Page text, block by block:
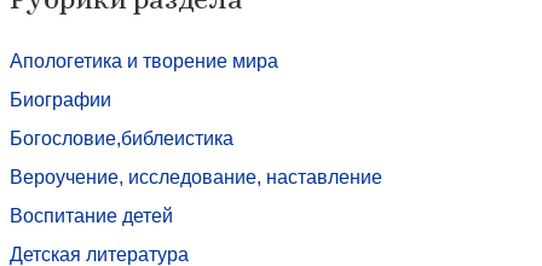
Апологетика и творение мира
Биографии
Богословие,библеистика
Вероучение, исследование, наставление
Воспитание детей
Детская литература